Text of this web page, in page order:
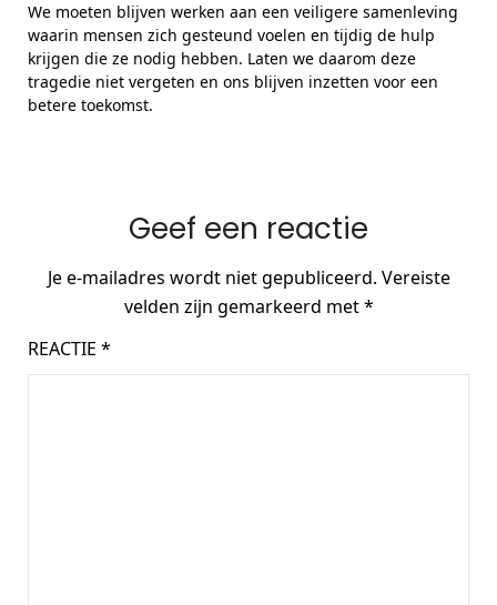
We moeten blijven werken aan een veiligere samenleving
waarin mensen zich gesteund voelen en tijdig de hulp
krijgen die ze nodig hebben. Laten we daarom deze
tragedie niet vergeten en ons blijven inzetten voor een
betere toekomst.
Geef een reactie
Je e-mailadres wordt niet gepubliceerd. Vereiste
velden zijn gemarkeerd met*
REACTIE *